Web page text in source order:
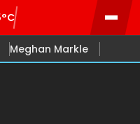
Meghan Markle